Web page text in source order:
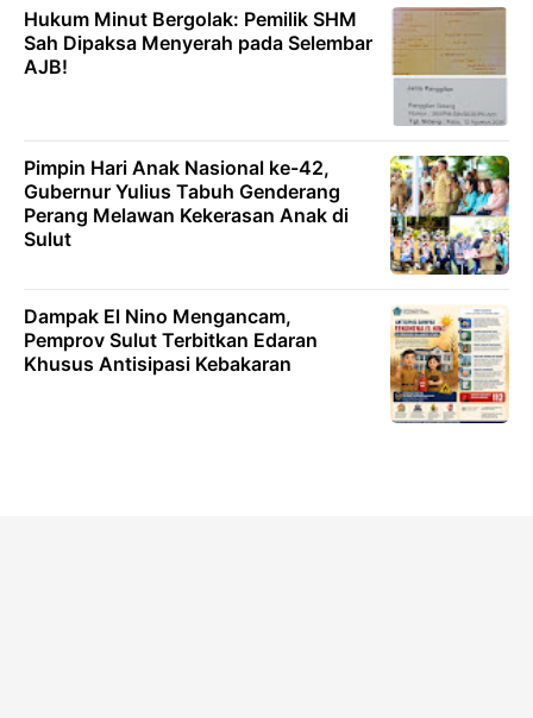
Hukum Minut Bergolak: Pemilik SHM
Sah Dipaksa Menyerah pada Selembar
AJB!
Pimpin Hari Anak Nasional ke-42,
Gubernur Yulius Tabuh Genderang
Perang Melawan Kekerasan Anak di
Sulut
Dampak El Nino Mengancam,
Pemprov Sulut Terbitkan Edaran
Khusus Antisipasi Kebakaran